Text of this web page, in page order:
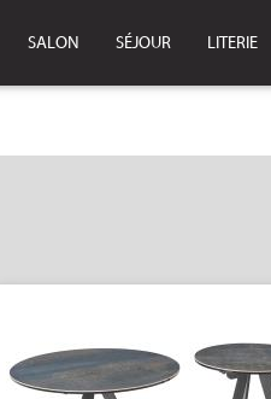
SALON SÉJOUR LITERIE